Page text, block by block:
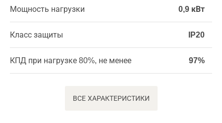
Мощность нагрузки 0,9 кВт
Класс защиты IP20
КПД при нагрузке 80%, не менее 97%
ВСЕ ХАРАКТЕРИСТИКИ